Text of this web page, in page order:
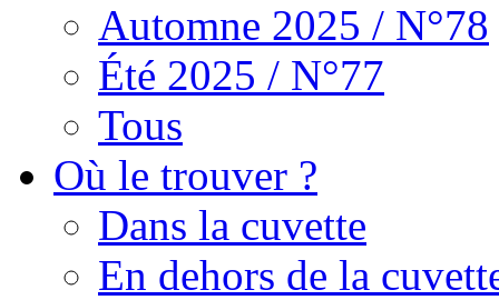
Automne 2025 / N°78
Été 2025 / N°77
Tous
Où le trouver ?
Dans la cuvette
En dehors de la